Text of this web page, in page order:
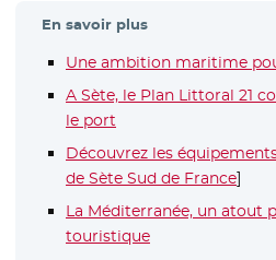
En savoir plus
Une ambition maritime
A Sète, le Plan Littoral 21
le port
Découvrez les
de Sète Sud de France-
]
La Méditerranée, un atout
touristique